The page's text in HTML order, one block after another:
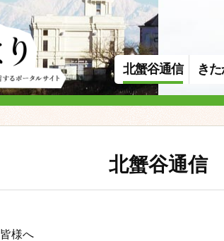
北蟹谷通信 き
北蟹谷通信
様へ